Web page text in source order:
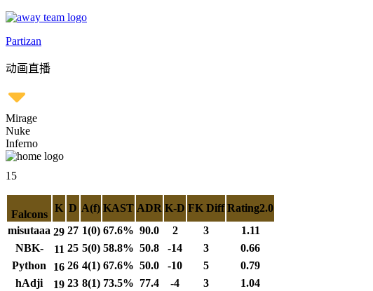
Partizan
动画直播
Mirage
Nuke
Inferno
15
Falcons
K D A(f) KAST ADR K-D FK Diff Rating2.0
misutaaa 29 27 1(0) 67.6% 90.0 2 3
1.11
NBK-
11 25 5(0) 58.8% 50.8 -14 3
0.66
Python
16 26 4(1) 67.6% 50.0 -10 5
0.79
hAdji
19 23 8(1) 73.5% 77.4 -4 3
1.04